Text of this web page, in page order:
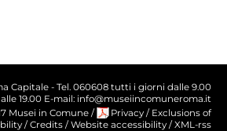
Capitale - Tel. 060608 tutti i giorni dalle 9.00
alle 19.00 E-mail: info@museiincomuneroma.it
Musei in Comune / Privacy / Exclusions of
/Credits /Website accessibility /XML-rss